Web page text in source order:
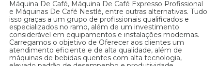
Máquina De Café, Máquina De Café Expresso Profissional
e Máquinas De Café Nestlé, entre outras alternativas. Tudo
isso graças a um grupo de profissionais qualificados e
especializados no ramo, além de um investimento
considerável em equipamentos e instalações modernas.
Carregamos o objetivo de Oferecer aos clientes um
atendimento eficiente e de alta qualidade, além de
máquinas de bebidas quentes com alta tecnologia,